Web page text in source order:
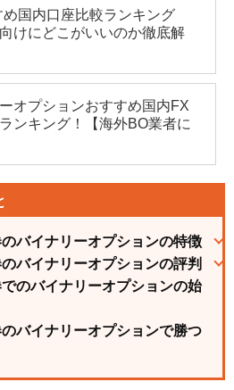
め国内口座比較ランキング
向けにどこがいいのか徹底解
オプションおすすめ国内FX
ンキング！【海外BO業者に
バイナリーオプションの特徴
バイナリーオプションの評判
のバイナリーオプションの始
バイナリーオプションで勝つ